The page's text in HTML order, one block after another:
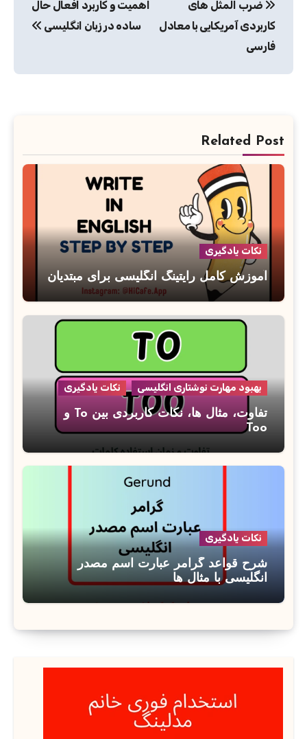
نوشته
ضرب المثل های
کاربردی آمریکایی با معادل
فارسی
اهمیت و کاربرد افعال حال
ساده در زبان انگلیسی
Related Post
نکات یادگیری
آموزش کامل رایتینگ انگلیسی برای مبتدیان
بهبود مهارت نوشتاری انگلیسی نکات یادگیری
تفاوت، مثال ها، نکات کاربردی بین To و
Too
نکات یادگیری
شرح قواعد گرامر عبارت اسم مصدر
انگلیسی با مثال ها